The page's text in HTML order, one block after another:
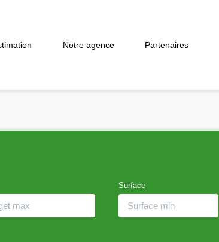
Notre agence Partenaires
Surface